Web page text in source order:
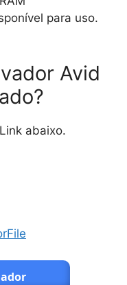
para uso.
Avid
abaixo.